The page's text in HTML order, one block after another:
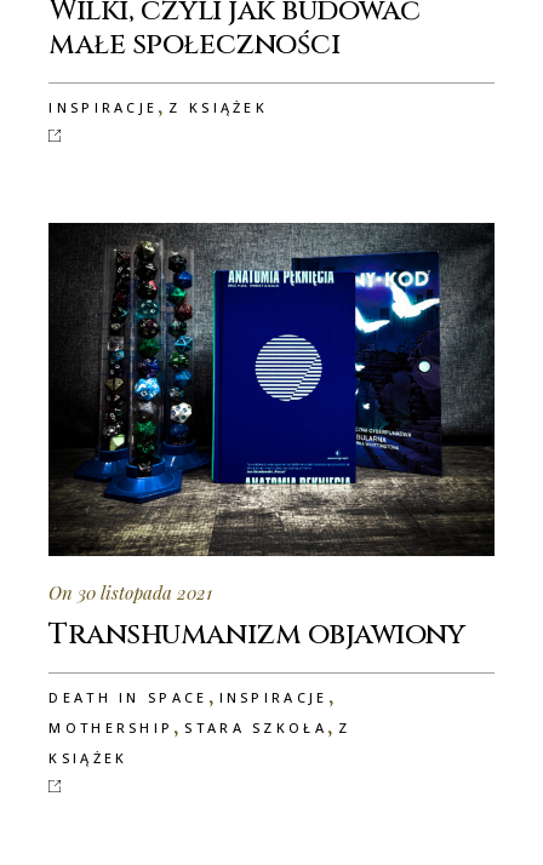
Wilki, czyli jak budować
małe społeczności
INSPIRACJE , Z KSIĄŻEK
On 30 listopada 2021
Transhumanizm objawiony
DEATH IN SPACE , INSPIRACJE ,
MOTHERSHIP , STARA SZKOŁA , Z
KSIĄŻEK